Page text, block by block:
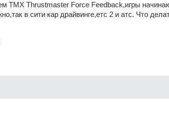
TMX Thrustmaster Force Feedback,игры
в сити кар драйвинге,етс 2 и атс. Что